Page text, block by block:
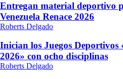
Entregan material deportivo
Venezuela Renace 2026
Roberts Delgado
Inician los Juegos Deportivos
2026» con ocho disciplinas
Roberts Delgado